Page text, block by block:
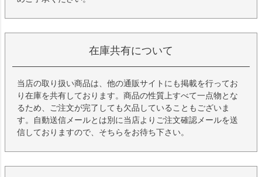
在庫共有について
当店の取り扱い商品は、他の通販サイトにも掲載を行ってお
り在庫を共有しております。商品の性質上すべて一点物とな
るため、ご注文が完了しても欠品していることもございま
す。自動送信メールとは別に当店よりご注文確認メールを送
信しておりますので、そちらをお待ち下さい。